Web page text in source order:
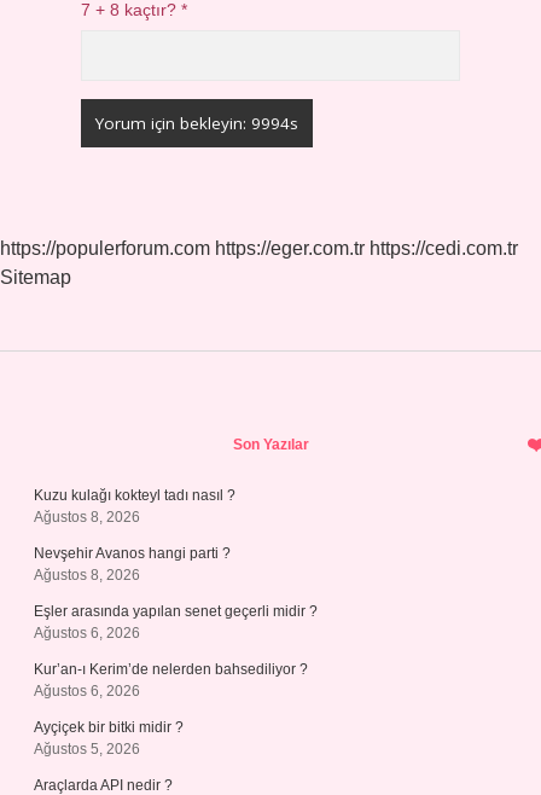
7 + 8 kaçtır?*
https://populerforum.com https://eger.com.tr https://cedi.com.tr
Sitemap
Son Yazılar
Kuzu kulağı kokteyl tadı nasıl ?
Ağustos 8, 2026
Nevşehir Avanos hangi parti ?
Ağustos 8, 2026
Eşler arasında yapılan senet geçerli midir ?
Ağustos 6, 2026
Kur’an-ı Kerim’de nelerden bahsediliyor ?
Ağustos 6, 2026
Ayçiçek bir bitki midir ?
Ağustos 5, 2026
Araçlarda API nedir ?